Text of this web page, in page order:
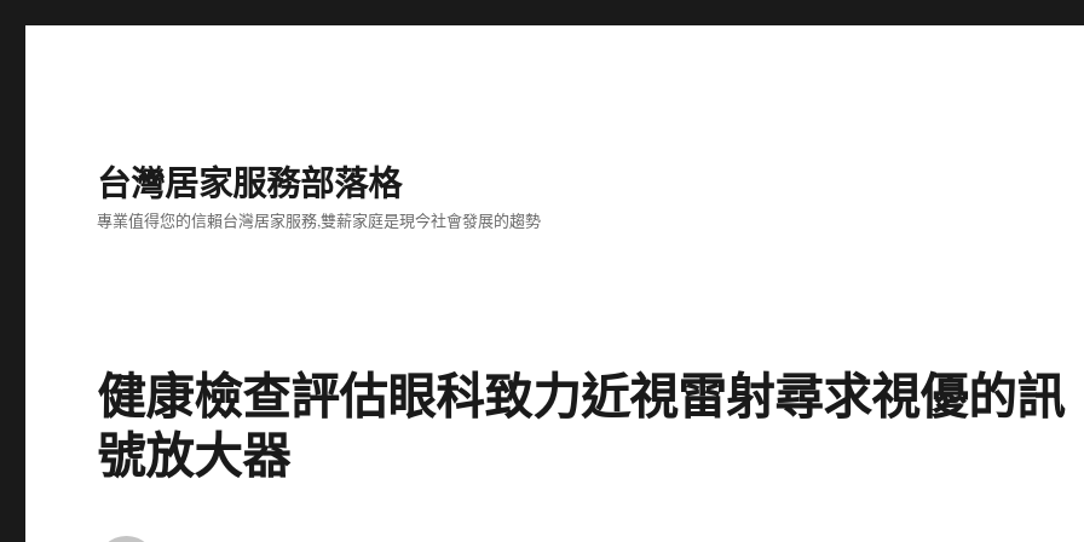
台灣居家服務部落格
專業值得您的信賴台灣居家服務,雙薪家庭是現今社會發展的趨勢
健康檢查評估眼科致力近視雷射尋求視優的訊
號放大器